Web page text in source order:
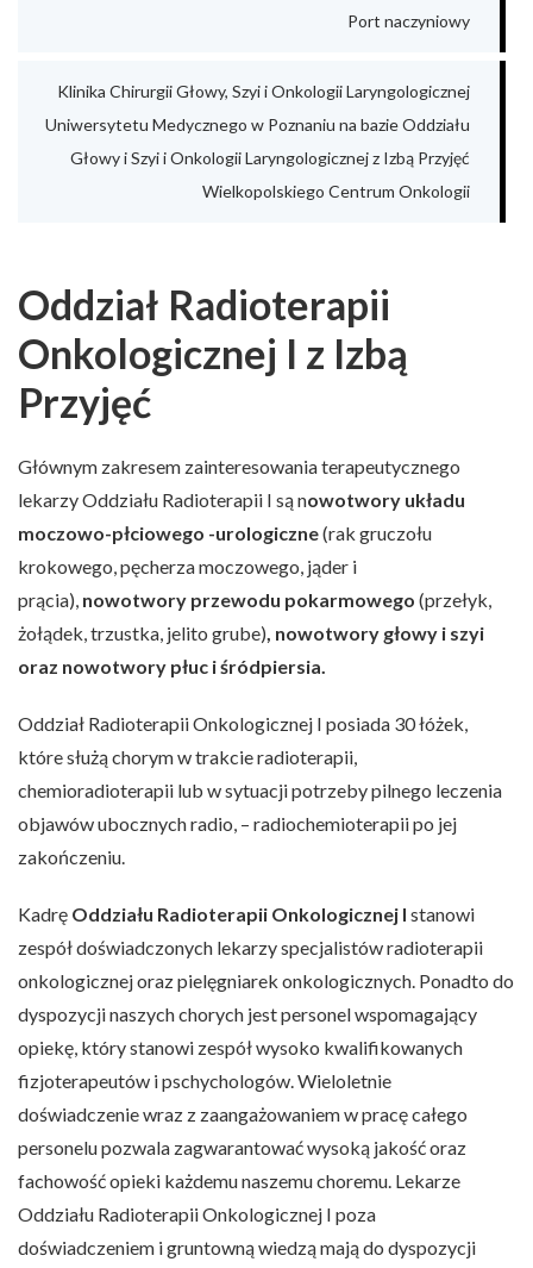
Port naczyniowy
Klinika Chirurgii Głowy, Szyi i Onkologii Laryngologicznej
Uniwersytetu Medycznego w Poznaniu na bazie Oddziału
Głowy i Szyi i Onkologii Laryngologicznej z Izbą Przyjęć
Wielkopolskiego Centrum Onkologii
Oddział Radioterapii
Onkologicznej I z Izbą
Przyjęć
Głównym zakresem zainteresowania terapeutycznego
lekarzy Oddziału Radioterapii I są nowotwory układu
moczowo-płciowego -urologiczne(rak gruczołu
krokowego, pęcherza moczowego, jąder i
prącia), nowotwory przewodu pokarmowego (przełyk,
żołądek, trzustka, jelito grube), nowotwory głowy i szyi
oraz nowotwory płuc i śródpiersia.
Oddział Radioterapii Onkologicznej I posiada 30 łóżek,
które służą chorym w trakcie radioterapii,
chemioradioterapii lub w sytuacji potrzeby pilnego leczenia
objawów ubocznych radio, – radiochemioterapii po jej
zakończeniu.
Kadrę Oddziału Radioterapii Onkologicznej I stanowi
zespół doświadczonych lekarzy specjalistów radioterapii
onkologicznej oraz pielęgniarek onkologicznych. Ponadto do
dyspozycji naszych chorych jest personel wspomagający
opiekę, który stanowi zespół wysoko kwalifikowanych
fizjoterapeutów i pschychologów. Wieloletnie
doświadczenie wraz z zaangażowaniem w pracę całego
personelu pozwala zagwarantować wysoką jakość oraz
fachowość opieki każdemu naszemu choremu. Lekarze
Oddziału Radioterapii Onkologicznej I poza
doświadczeniem i gruntowną wiedzą mają do dyspozycji